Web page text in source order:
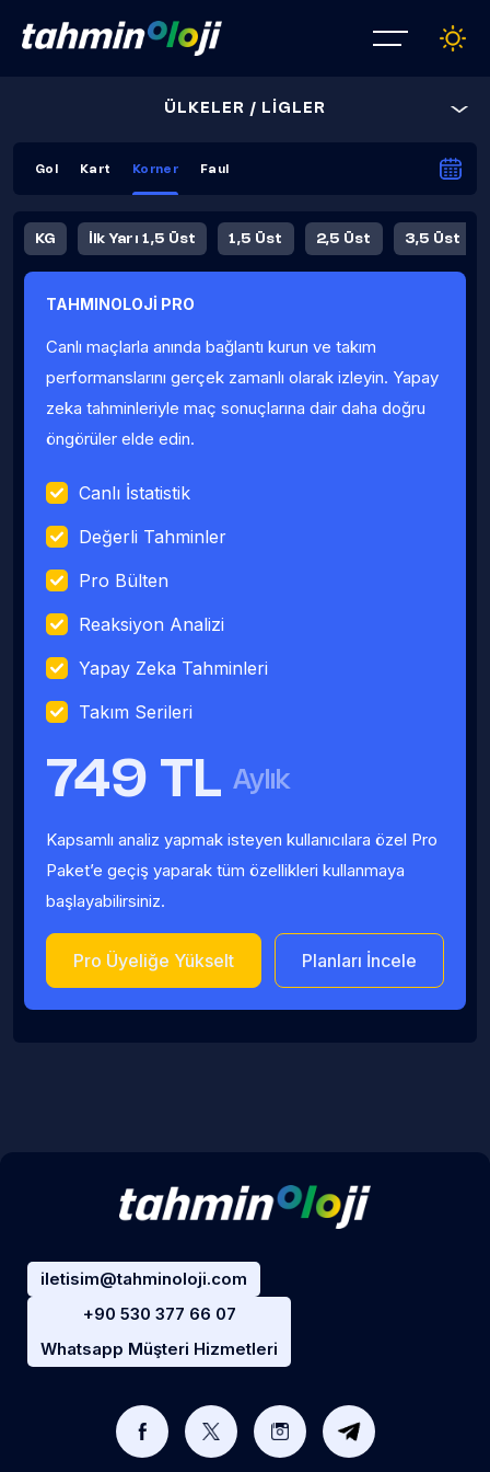
ÜLKELER / LİGLER
Gol Kart Korner Faul
KG İlk Yarı 1,5 Üst 1,5 Üst 2,5 Üst 3,5 Üst
Fauller Ortalama
TAHMINOLOJİ PRO
Canlı maçlarla anında bağlantı kurun ve takım
performanslarını gerçek zamanlı olarak izleyin. Yapay
zeka tahminleriyle maç sonuçlarına dair daha doğru
öngörüler elde edin.
Canlı İstatistik
Değerli Tahminler
Pro Bülten
Reaksiyon Analizi
Yapay Zeka Tahminleri
Takım Serileri
749 TL Aylık
Kapsamlı analiz yapmak isteyen kullanıcılara özel Pro
Paket’e geçiş yaparak tüm özellikleri kullanmaya
başlayabilirsiniz.
Pro Üyeliğe Yükselt Planları İncele
iletisim@tahminoloji.com
+90 530 377 66 07
Whatsapp Müşteri Hizmetleri